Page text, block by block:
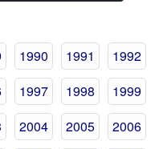
1990 1991
1992
1997 1998
1999
2004 2005
2006